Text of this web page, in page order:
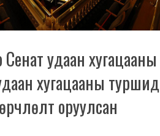
удаан хугацааны
хугацааны туршид
оруулсан